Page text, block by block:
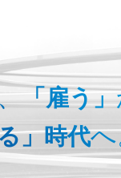
「雇う」
」時代